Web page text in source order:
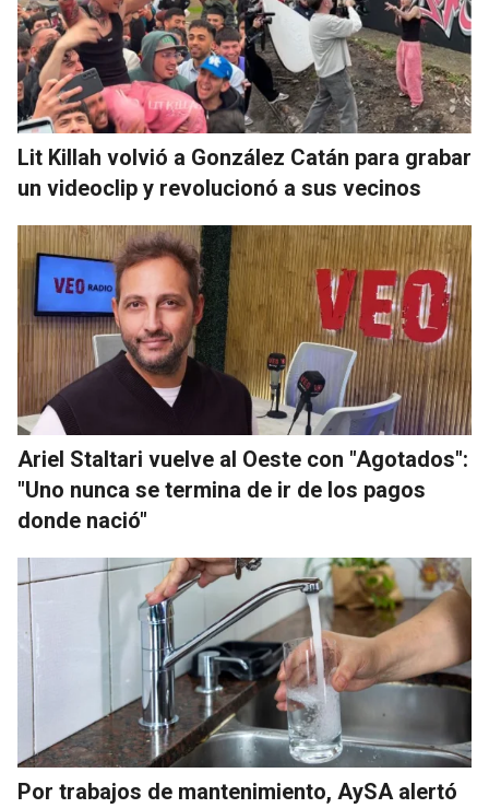
Lit Killah volvió a González Catán para grabar
un videoclip y revolucionó a sus vecinos
Ariel Staltari vuelve al Oeste con "Agotados":
"Uno nunca se termina de ir de los pagos
donde nació"
Por trabajos de mantenimiento, AySA alertó